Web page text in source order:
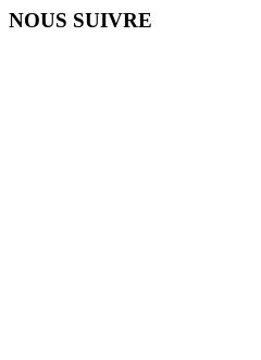
NOUS SUIVRE